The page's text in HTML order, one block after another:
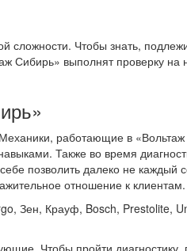
сложности. Чтобы знать,
Сибирь» выполнят проверку
работающие в
Также во время
позволить далеко не каждый
отношение к клиентам.
Зен, Крауф, Bosch, Prestolite,
Чтобы пройти диагностику,